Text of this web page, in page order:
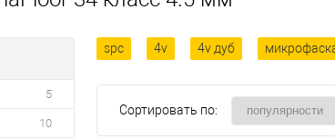
5
10
spc 4v 4v дуб
Сортировать по: